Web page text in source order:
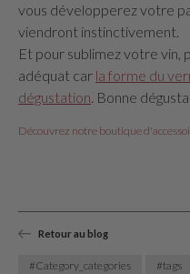
vous développerez votre
viendront instinctivement.
Et pour sublimez votre vin,
adéquat car la forme du
dégustation. Bonne
Découvrez notre boutique
Retour au blog
#Category_categories #tags